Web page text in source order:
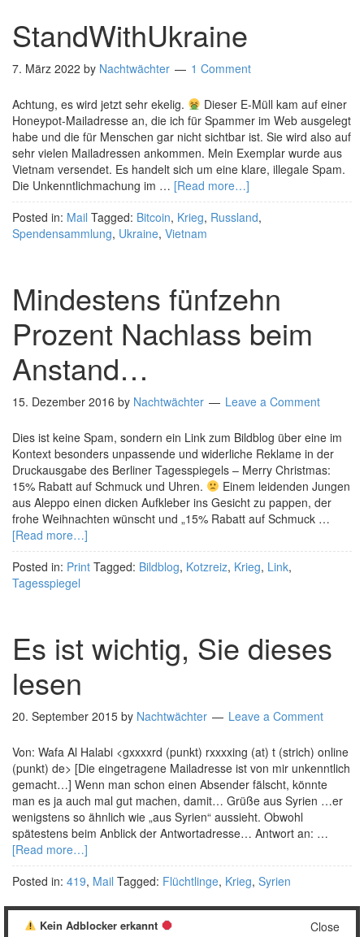
StandWithUkraine
7. März 2022 by Nachtwächter 1 Comment
Achtung, es wird jetzt sehr ekelig.
Dieser E-Müll kam auf einer
Honeypot-Mailadresse an, die ich für Spammer im Web ausgelegt
habe und die für Menschen gar nicht sichtbar ist. Sie wird also auf
sehr vielen Mailadressen ankommen. Mein Exemplar wurde aus
Vietnam versendet. Es handelt sich um eine klare, illegale Spam.
Die Unkenntlichmachung im … [Read more…]
Posted in: Mail Tagged: Bitcoin, Krieg, Russland,
Spendensammlung, Ukraine, Vietnam
Mindestens fünfzehn
Prozent Nachlass beim
Anstand…
15. Dezember 2016 by Nachtwächter Leave a Comment
Dies ist keine Spam, sondern ein Link zum Bildblog über eine im
Kontext besonders unpassende und widerliche Reklame in der
Druckausgabe des Berliner Tagesspiegels – Merry Christmas:
15% Rabatt auf Schmuck und Uhren.
Einem leidenden Jungen
aus Aleppo einen dicken Aufkleber ins Gesicht zu pappen, der
frohe Weihnachten wünscht und „15% Rabatt auf Schmuck …
[Read more…]
Posted in: Print Tagged: Bildblog, Kotzreiz, Krieg, Link,
Tagesspiegel
Es ist wichtig, Sie dieses
lesen
20. September 2015 by Nachtwächter Leave a Comment
Von: Wafa Al Halabi <gxxxxrd (punkt) rxxxxing (at) t (strich) online
(punkt) de> [Die eingetragene Mailadresse ist von mir unkenntlich
gemacht…] Wenn man schon einen Absender fälscht, könnte
man es ja auch mal gut machen, damit… Grüße aus Syrien …er
wenigstens so ähnlich wie „aus Syrien“ aussieht. Obwohl
spätestens beim Anblick der Antwortadresse… Antwort an: …
[Read more…]
Posted in: 419, Mail Tagged: Flüchtlinge, Krieg, Syrien
Close
Kein Adblocker erkannt